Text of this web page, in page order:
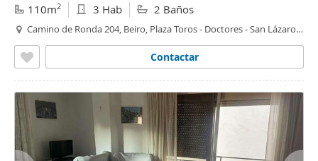
110m2 3 Hab 2 Baños
Camino de Ronda 204, Beiro, Plaza Toros - Doctores - San Lázaro,
Contactar